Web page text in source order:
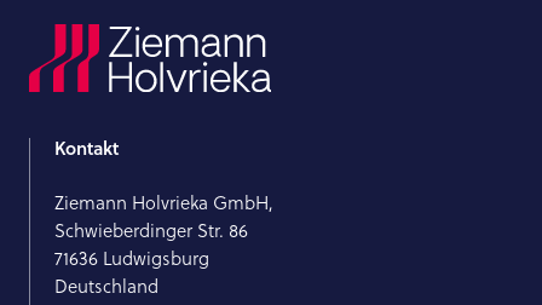
Kontakt
Ziemann Holvrieka GmbH,
Schwieberdinger Str. 86
71636 Ludwigsburg
Deutschland